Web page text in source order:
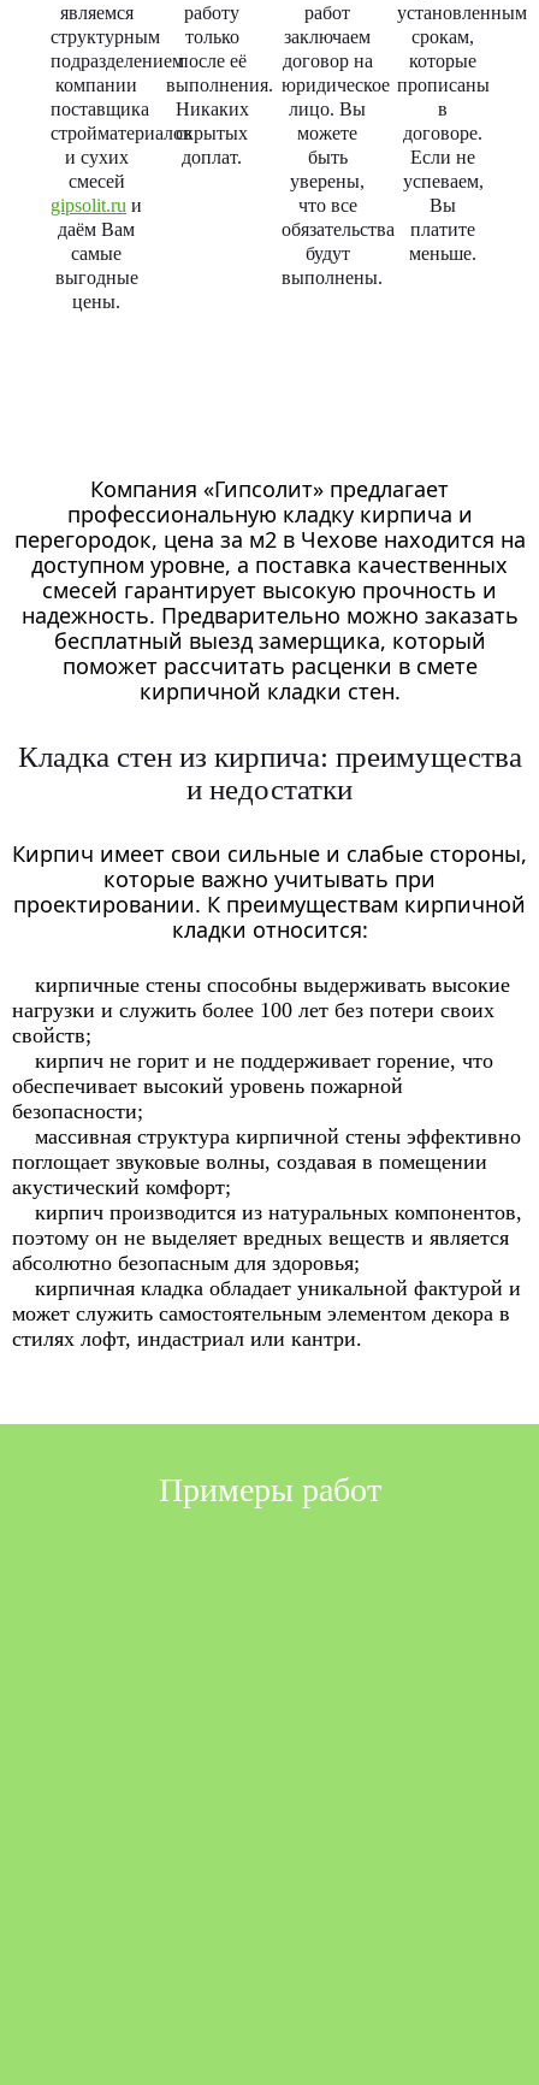
являемся
структурным
подразделением
компании
поставщика
стройматериалов
и сухих
смесей
gipsolit.ru и
даём Вам
самые
выгодные
цены.
работу
только
после её
выполнения.
Никаких
скрытых
доплат.
работ
заключаем
договор на
юридическое
лицо. Вы
можете
быть
уверены,
что все
обязательства
будут
выполнены.
установленным
срокам,
которые
прописаны
в
договоре.
Если не
успеваем,
Вы
платите
меньше.
Компания «Гипсолит» предлагает
профессиональную кладку кирпича и
перегородок, цена за м2 в Чехове находится на
доступном уровне, а поставка качественных
смесей гарантирует высокую прочность и
надежность. Предварительно можно заказать
бесплатный выезд замерщика, который
поможет рассчитать расценки в смете
кирпичной кладки стен.
Кладка стен из кирпича: преимущества
и недостатки
Кирпич имеет свои сильные и слабые стороны,
которые важно учитывать при
проектировании. К преимуществам кирпичной
кладки относится:
кирпичные стены способны выдерживать высокие
нагрузки и служить более 100 лет без потери своих
свойств;
кирпич не горит и не поддерживает горение, что
обеспечивает высокий уровень пожарной
безопасности;
массивная структура кирпичной стены эффективно
поглощает звуковые волны, создавая в помещении
акустический комфорт;
кирпич производится из натуральных компонентов,
поэтому он не выделяет вредных веществ и является
абсолютно безопасным для здоровья;
кирпичная кладка обладает уникальной фактурой и
может служить самостоятельным элементом декора в
стилях лофт, индастриал или кантри.
Примеры работ